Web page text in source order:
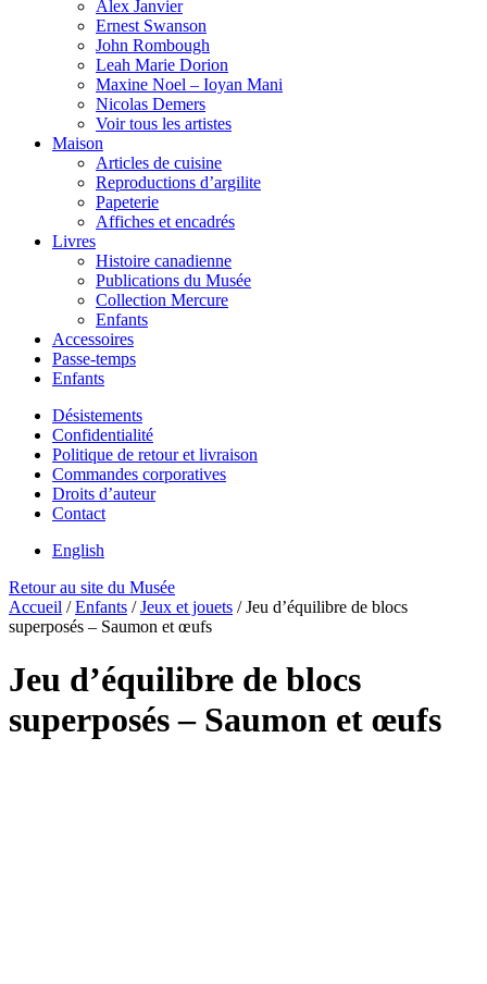
Alex Janvier
Ernest Swanson
John Rombough
Leah Marie Dorion
Maxine Noel – Ioyan Mani
Nicolas Demers
Voir tous les artistes
Maison
Articles de cuisine
Reproductions d’argilite
Papeterie
Affiches et encadrés
Livres
Histoire canadienne
Publications du Musée
Collection Mercure
Enfants
Accessoires
Passe-temps
Enfants
Désistements
Confidentialité
Politique de retour et livraison
Commandes corporatives
Droits d’auteur
Contact
English
Retour au site du Musée
Accueil /Enfants /Jeux et jouets /Jeu d’équilibre de blocs
superposés – Saumon et œufs
Jeu d’équilibre de blocs
superposés – Saumon et œufs